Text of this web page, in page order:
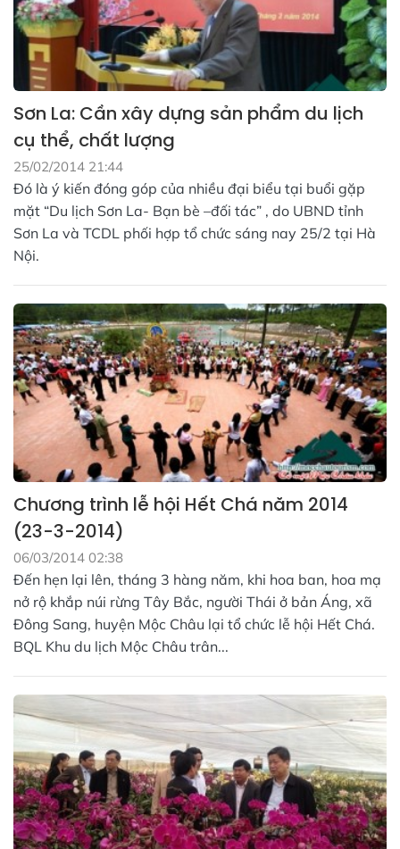
Sơn La: Cần xây dựng sản phẩm du lịch
cụ thể, chất lượng
25/02/2014 21:44
Đó là ý kiến đóng góp của nhiều đại biểu tại buổi gặp
mặt “Du lịch Sơn La- Bạn bè –đối tác” , do UBND tỉnh
Sơn La và TCDL phối hợp tổ chức sáng nay 25/2 tại Hà
Nội.
Chương trình lễ hội Hết Chá năm 2014
(23-3-2014)
06/03/2014 02:38
Đến hẹn lại lên, tháng 3 hàng năm, khi hoa ban, hoa mạ
nở rộ khắp núi rừng Tây Bắc, người Thái ở bản Áng, xã
Đông Sang, huyện Mộc Châu lại tổ chức lễ hội Hết Chá.
BQL Khu du lịch Mộc Châu trân...